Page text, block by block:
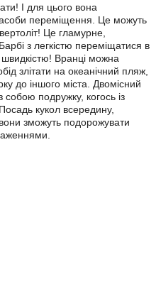
І для цього вона
переміщення. Це можуть
Це гламурне,
з легкістю переміщатися в
Вранці можна
злітати на океанічний пляж,
до іншого міста. Двомісний
собою подружку, когось із
кукол всередину,
зможуть подорожувати